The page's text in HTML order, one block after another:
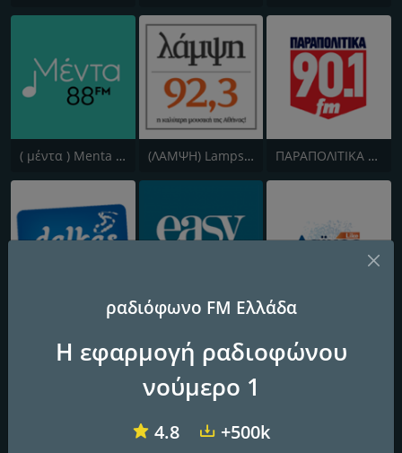
( μέντα ) Menta 88 FM (ΛΑΜΨΗ) Lampsi 92.3 FM ΠΑΡΑΠΟΛΙΤΙΚΑ 90.1 FM
Easy 97.2 FM
Συχνότητες FM
ραδιόφωνο FM Ελλάδα
Η εφαρμογή ραδιοφώνου
νούμερο 1
4.8 +500k